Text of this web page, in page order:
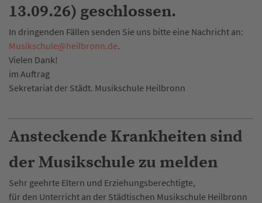
13.09.26) geschlossen.
In dringenden Fällen senden Sie uns bitte eine Nachricht an:
Musikschule@heilbronn.de.
Vielen Dank!
im Auftrag
Sekretariat der Städt. Musikschule Heilbronn
Ansteckende Krankheiten sind
der Musikschule zu melden
Sehr geehrte Eltern und Erziehungsberechtigte,
für den Unterricht an der Städtischen Musikschule Heilbronn